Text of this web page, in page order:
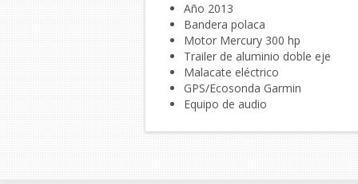
Año 2013
Bandera polaca
Motor Mercury 300 hp
Trailer de aluminio doble eje
Malacate eléctrico
GPS/Ecosonda Garmin
Equipo de audio